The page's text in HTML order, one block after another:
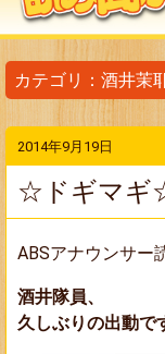
カテゴリ：酒井茉
2014年9月19日
☆ドギマギ
ABSアナウンサー
酒井隊員、
久しぶりの出動で